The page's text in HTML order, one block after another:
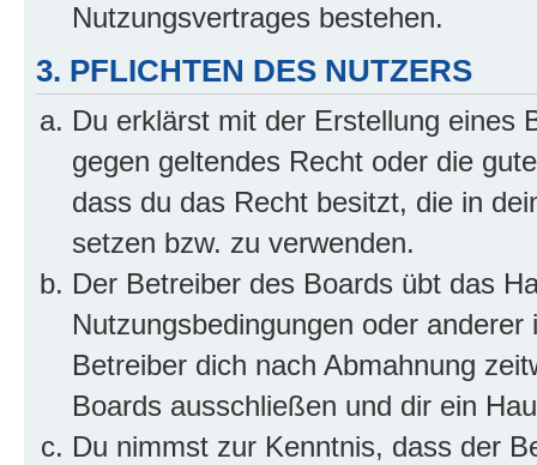
Nutzungsvertrages bestehen.
3. PFLICHTEN DES NUTZERS
Du erklärst mit der Erstellung eines
gegen geltendes Recht oder die
dass du das Recht besitzt, die in
setzen bzw. zu verwenden.
Der Betreiber des Boards übt das
Nutzungsbedingungen oder
Betreiber dich nach Abmahnung
Boards ausschließen und dir ein
Du nimmst zur Kenntnis, dass der